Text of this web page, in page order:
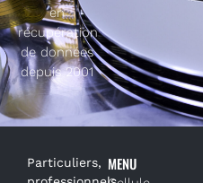
en
récupération
de données
depuis 2001
Particuliers, MENU